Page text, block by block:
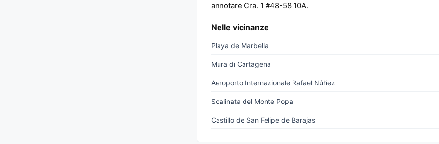
annotare Cra. 1 #48-58 10A.
Nelle vicinanze
Playa de Marbella
Mura di Cartagena
Aeroporto Internazionale Rafael Núñez
Scalinata del Monte Popa
Castillo de San Felipe de Barajas